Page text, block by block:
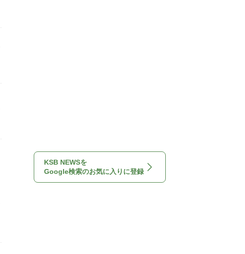
KSB NEWSを
Google検索のお気に入りに登録